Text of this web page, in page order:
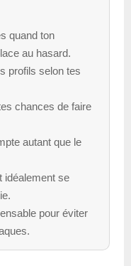
quand ton
au hasard.
profils selon tes
chances de faire
autant que le
idéalement se
pour éviter